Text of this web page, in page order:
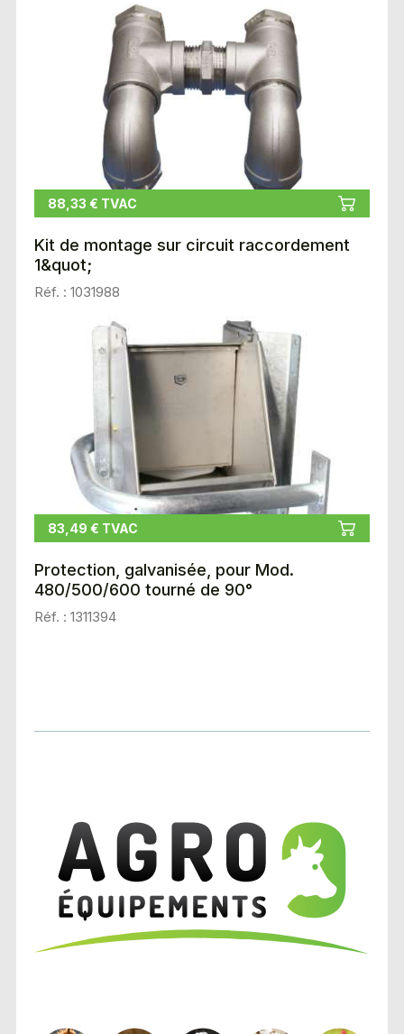
88,33 € TVAC
Kit de montage sur circuit raccordement
1&quot;
Réf. : 1031988
83,49 € TVAC
Protection, galvanisée, pour Mod.
480/500/600 tourné de 90°
Réf. : 1311394